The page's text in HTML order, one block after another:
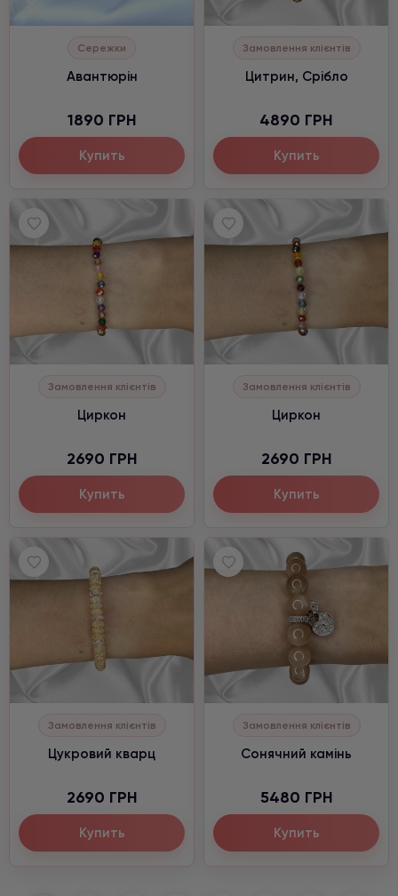
Сережки
Авантюрін
1890 ГРН
Купить
Замовлення клієнтів
Цитрин, Срібло
4890 ГРН
Купить
Замовлення клієнтів
Циркон
2690 ГРН
Купить
Замовлення клієнтів
Циркон
2690 ГРН
Купить
Замовлення клієнтів
Цукровий кварц
2690 ГРН
Купить
Замовлення клієнтів
Сонячний камінь
5480 ГРН
Купить